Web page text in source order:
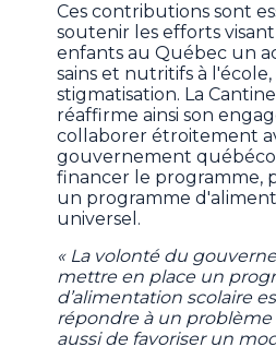
Ces contributions sont
soutenir les efforts
enfants au Québec un
sains et nutritifs à l'école,
stigmatisation. La
réaffirme ainsi son
collaborer étroitement
gouvernement
financer le programme,
un programme
universel.
« La volonté du
mettre en place un
d’alimentation scolaire
répondre à un
aussi de favoriser un